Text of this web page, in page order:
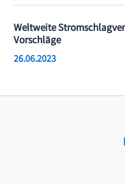
Weltweite
Vorschläge
26.06.2023